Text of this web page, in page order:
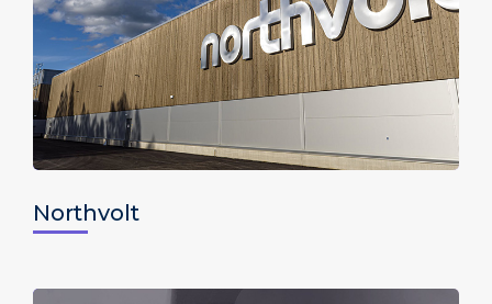
Northvolt